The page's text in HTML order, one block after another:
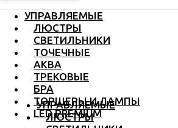
УПРАВЛЯЕМЫЕ
ЛЮСТРЫ
СВЕТИЛЬНИКИ
ТОЧЕЧНЫЕ
АКВА
ТРЕКОВЫЕ
БРА
ТОРШЕРЫ И ЛАМПЫ
LED PREMIUM
УПРАВЛЯЕМЫЕ
ЛЮСТРЫ